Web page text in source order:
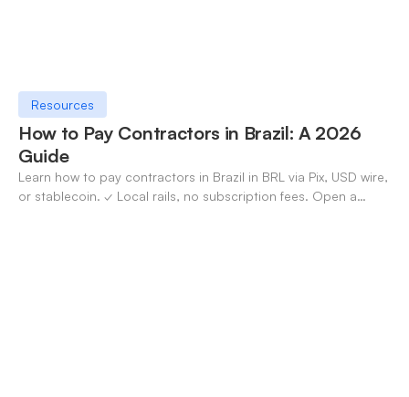
Resources
How to Pay Contractors in Brazil: A 2026
Guide
Learn how to pay contractors in Brazil in BRL via Pix, USD wire,
or stablecoin. ✓ Local rails, no subscription fees. Open a